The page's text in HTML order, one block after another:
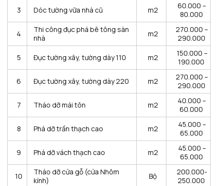
3 Dóc tường vữa nhà cũ m2
60.000 –
80.000
4
Thi công đục phá bê tông sàn
nhà
m2
270.000 –
290.000
5 Đục tường xây, tường dày 110 m2
150.000 –
190.000
6 Đục tường xây, tường dày 220 m2
270.000 –
290.000
7 Tháo dỡ mái tôn m2
40.000 –
60.000
8 Phá dỡ trần thạch cao m2
45.000 –
65.000
9 Phá dỡ vách thạch cao m2
45.000 –
65.000
10
Tháo dỡ cửa gỗ (cửa Nhôm
kính)
Bộ
200.000-
250.000